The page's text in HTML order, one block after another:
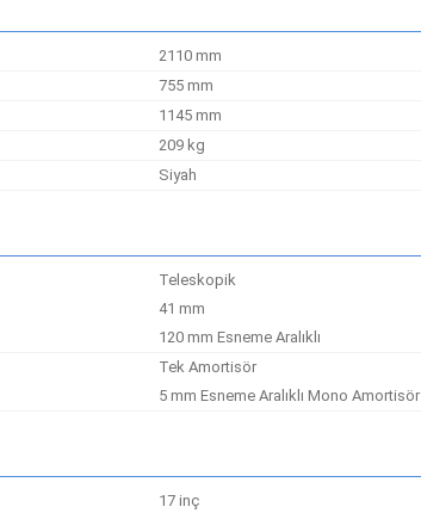
2110 mm
755 mm
1145 mm
209 kg
Siyah
Teleskopik
41 mm
120 mm Esneme Aralıklı
Tek Amortisör
5 mm Esneme Aralıklı Mono Amortisör
17 inç